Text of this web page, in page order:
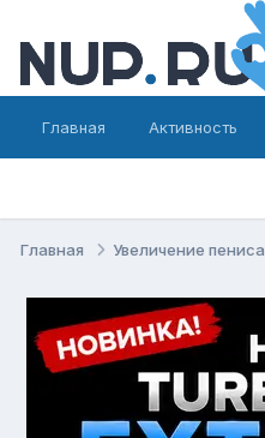
Главная Активность
Главная Увеличение пениса